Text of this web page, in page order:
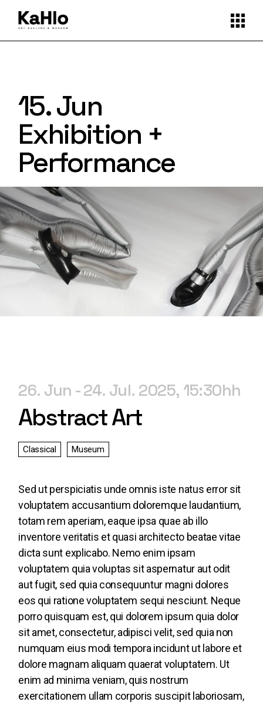
15. Jun
Exhibition +
Performance
26. Jun 24. Jul. 2025 15:30h
Abstract Art
Classical Museum
Sed ut perspiciatis unde omnis iste natus error sit
voluptatem accusantium doloremque laudantium,
totam rem aperiam, eaque ipsa quae ab illo
inventore veritatis et quasi architecto beatae vitae
dicta sunt explicabo. Nemo enim ipsam
voluptatem quia voluptas sit aspernatur aut odit
aut fugit, sed quia consequuntur magni dolores
eos qui ratione voluptatem sequi nesciunt. Neque
porro quisquam est, qui dolorem ipsum quia dolor
sit amet, consectetur, adipisci velit, sed quia non
numquam eius modi tempora incidunt ut labore et
dolore magnam aliquam quaerat voluptatem. Ut
enim ad minima veniam, quis nostrum
exercitationem ullam corporis suscipit laboriosam,